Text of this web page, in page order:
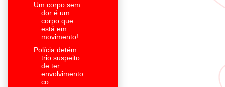
Um corpo sem
dor é um
corpo que
está em
movimento!...
Polícia detém
trio suspeito
de ter
envolvimento
co...